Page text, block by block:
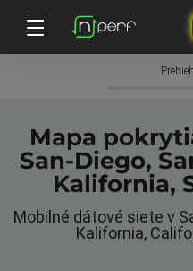
Mapa
San-Diego,
Kalifornia,
Mobilné dátové siete v
Kalifornia,